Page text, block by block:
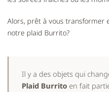
Alors, prêt à vous transformer
notre plaid Burrito?
Il y a des objets qui
Plaid Burrito en fait